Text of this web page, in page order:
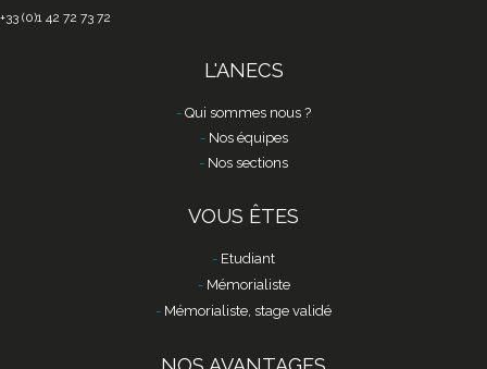
+33 (0)1 42 72 73 72
L'ANECS
Qui sommes nous ?
Nos équipes
Nos sections
VOUS ÊTES
Etudiant
Mémorialiste
Mémorialiste, stage validé